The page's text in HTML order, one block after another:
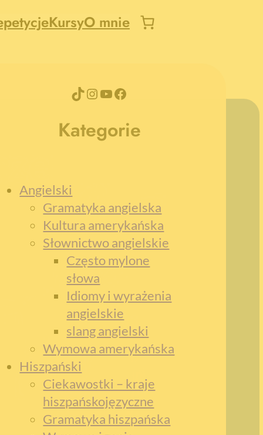
KursyO mnie
TikTok Instagram YouTube Facebook
Kategorie
Angielski
Gramatyka angielska
Kultura amerykańska
Słownictwo angielskie
Często mylone
słowa
Idiomy i wyrażenia
angielskie
slang angielski
Wymowa amerykańska
Hiszpański
Ciekawostki – kraje
hiszpańskojęzyczne
Gramatyka hiszpańska